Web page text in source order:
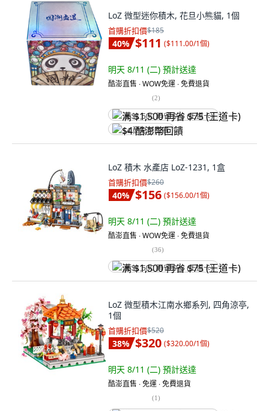
LoZ 微型迷你積木, 花旦小熊貓, 1個
首購折扣價$185
40% $111 ($111.00/1個)
明天 8/11 (二) 預計送達
酷澎直售 ∙ WOW免運 ∙ 免費退貨
(2)
满 $1,500 再省 $75 (王道卡)
$4 酷澎幣回饋
LoZ 積木 水產店 LoZ-1231, 1盒
首購折扣價$260
40% $156 ($156.00/1個)
明天 8/11 (二) 預計送達
酷澎直售 ∙ WOW免運 ∙ 免費退貨
(36)
满 $1,500 再省 $75 (王道卡)
LoZ 微型積木江南水鄉系列, 四角涼亭,
1個
首購折扣價$520
38% $320 ($320.00/1個)
明天 8/11 (二) 預計送達
酷澎直售 ∙ 免運 ∙ 免費退貨
(1)